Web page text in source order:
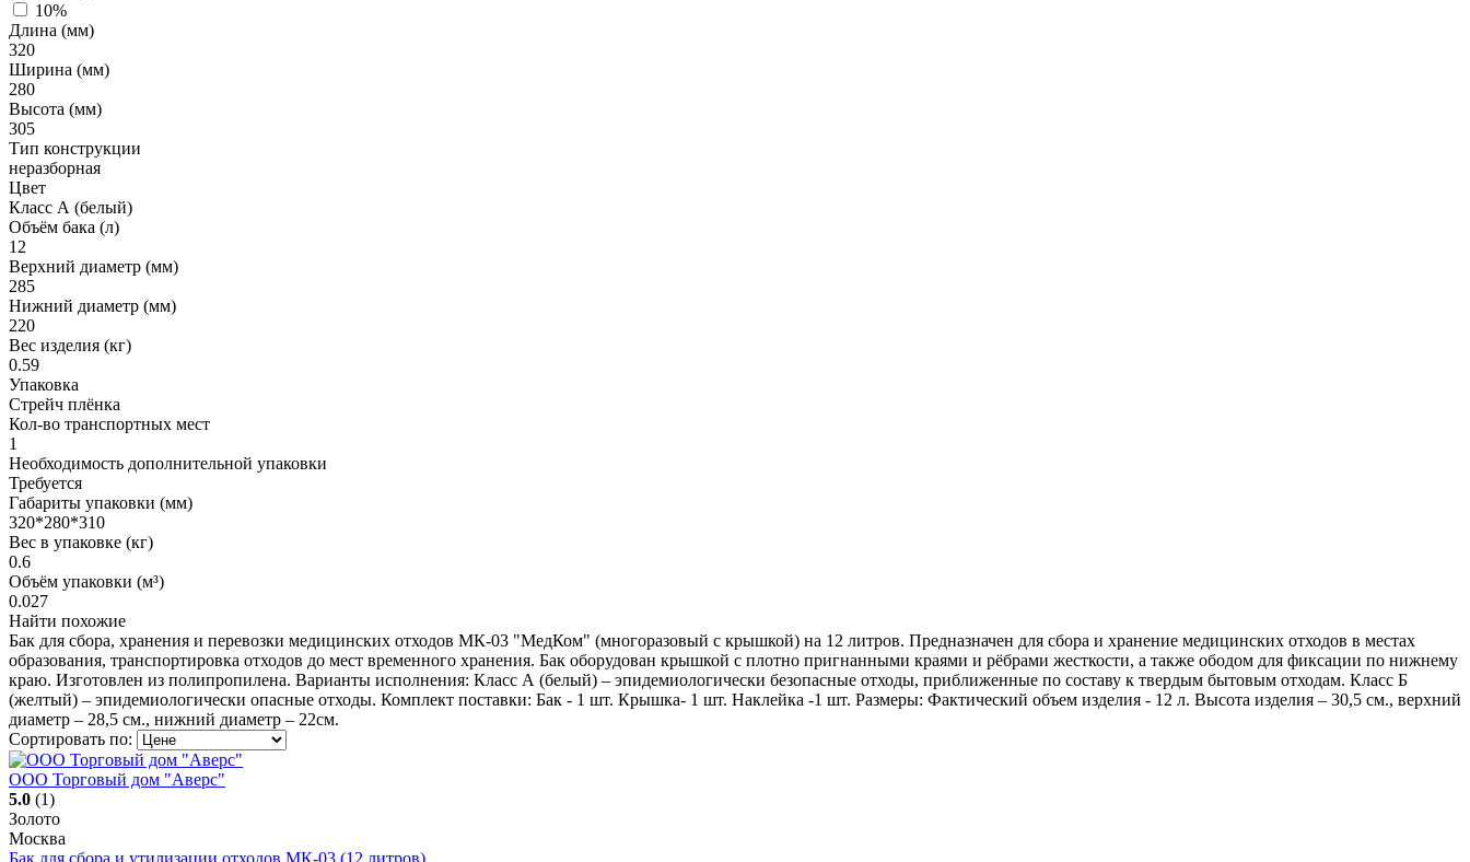
10%
Длина (мм)
320
Ширина (мм)
280
Высота (мм)
305
Тип конструкции
неразборная
Цвет
Класс А (белый)
Объём бака (л)
12
Верхний диаметр (мм)
285
Нижний диаметр (мм)
220
Вес изделия (кг)
0.59
Упаковка
Стрейч плёнка
Кол-во транспортных мест
1
Необходимость дополнительной упаковки
Требуется
Габариты упаковки (мм)
320*280*310
Вес в упаковке (кг)
0.6
Объём упаковки (м³)
0.027
Найти похожие
Бак для сбора, хранения и перевозки медицинских отходов МК-03 "МедКом" (многоразовый с крышкой) на 12 литров. Предназначен для сбора и хранение медицинских отходов в местах
образования, транспортировка отходов до мест временного хранения. Бак оборудован крышкой с плотно пригнанными краями и рёбрами жесткости, а также ободом для фиксации по нижнему
краю. Изготовлен из полипропилена. Варианты исполнения: Класс А (белый) – эпидемиологически безопасные отходы, приближенные по составу к твердым бытовым отходам. Класс Б
(желтый) – эпидемиологически опасные отходы. Комплект поставки: Бак - 1 шт. Крышка- 1 шт. Наклейка -1 шт. Размеры: Фактический объем изделия - 12 л. Высота изделия – 30,5 см., верхний
диаметр – 28,5 см., нижний диаметр – 22см.
Сортировать по:
ООО Торговый дом "Аверс"
5.0 (1)
Золото
Москва